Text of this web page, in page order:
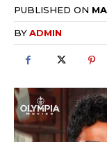
PUBLISHED ON
BYADMIN